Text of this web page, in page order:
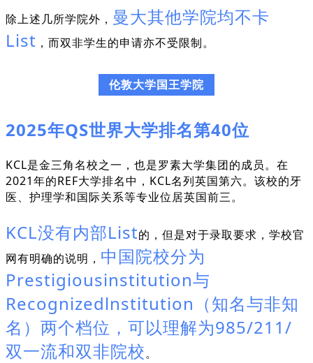
除上述几所学院外， 曼大其他学院均不卡
List ，而双非学生的申请亦不受限制。
伦敦大学国王学院
2025年QS世界大学排名第40位
KCL是金三角名校之一，也是罗素大学集团的成员。在
2021年的REF大学排名中，KCL名列英国第六。该校的牙
医、护理学和国际关系等专业位居英国前三。
KCL没有内部List的，但是对于录取要求，学校官
网有明确的说明， 中国院校分为
Prestigiousinstitution与
Recognizedlnstitution（知名与非知
名）两个档位，可以理解为985/211/
双一流和双非院校。